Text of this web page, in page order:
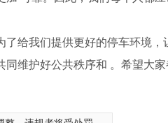
了给我们提供更好的停车环境
同维护好公共秩序和 。希望大